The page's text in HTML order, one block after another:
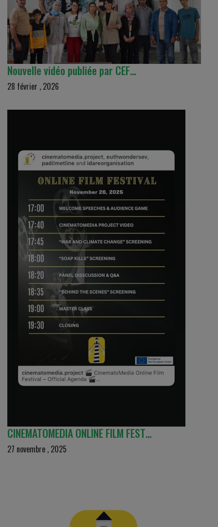
Nouvelle vidéo publiée par CEF…
28 février , 2026
CINEMATOMEDIA ONLINE FILM FEST…
27 novembre , 2025